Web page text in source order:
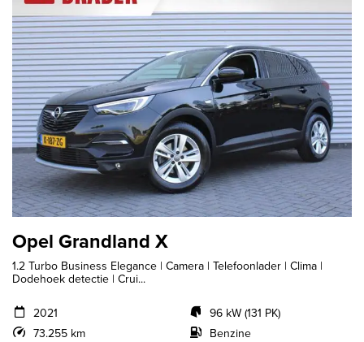
Opel Grandland X
1.2 Turbo Business Elegance | Camera | Telefoonlader | Clima |
Dodehoek detectie | Crui...
2021
73.255 km
96 kW (131 PK)
Benzine